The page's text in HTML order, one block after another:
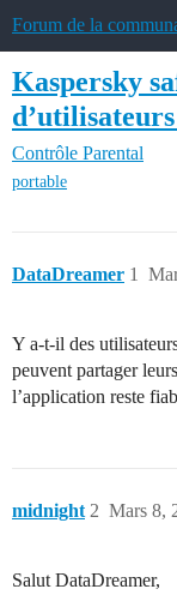
Forum de la
Kaspersky
Contrôle Parental
portable
DataDreamer 1
Y a-t-il des
peuvent partager
l’application reste
midnight Mars 8,
2
Salut DataDreamer,